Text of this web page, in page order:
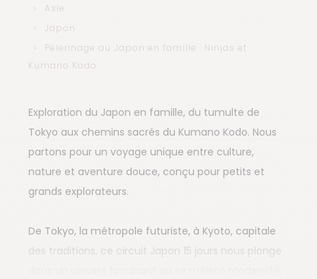
Asie
Japon
Pélerinage au Japon en famille : Ninjas et
Kumano Kodo
Exploration du Japon en famille, du tumulte de
Tokyo aux chemins sacrés du Kumano Kodo. Nous
partons pour un voyage unique entre culture,
nature et aventure douce, conçu pour petits et
grands explorateurs.
De Tokyo, la métropole futuriste, à Kyoto, capitale
des traditions, ce circuit Japon 15 jours nous plonge